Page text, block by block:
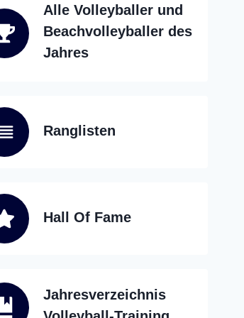
Alle Volleyballer und
Beachvolleyballer des
Jahres
Ranglisten
Hall Of Fame
Jahresverzeichnis